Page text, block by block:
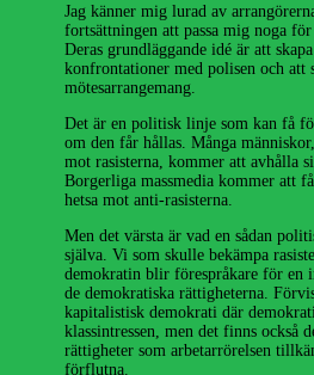
Jag känner mig lurad av
fortsättningen att passa mig noga för
Deras grundläggande idé är att
konfrontationer med polisen och att
mötesarrangemang.
Det är en politisk linje som kan få
om den får hållas. Många
mot rasisterna, kommer att avhålla
Borgerliga massmedia kommer att
hetsa mot anti-rasisterna.
Men det värsta är vad en sådan
själva. Vi som skulle bekämpa
demokratin blir förespråkare för en
de demokratiska rättigheterna.
kapitalistisk demokrati där
klassintressen, men det finns också
rättigheter som arbetarrörelsen
förflutna.